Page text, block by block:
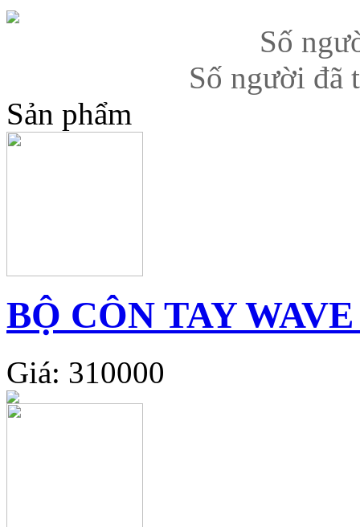
Số
Số người đã
Sản phẩm
BỘ CÔN TAY
Giá: 310000